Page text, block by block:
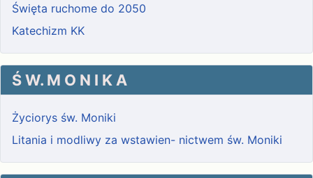
Święta ruchome do 2050
Katechizm KK
Ś W. M O N I K A
Życiorys św. Moniki
Litania i modliwy za wstawien- nictwem św. Moniki